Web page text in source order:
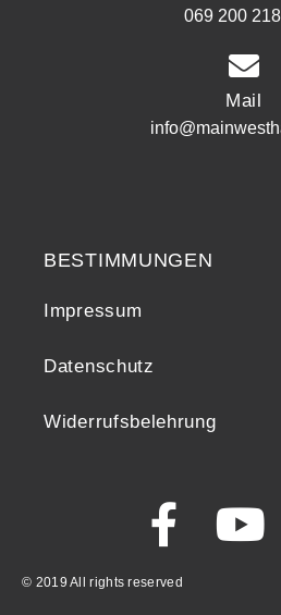
069 200
Mail
BESTIMMUNGEN
Impressum
Datenschutz
Widerrufsbelehrung
© 2019 All rights reserved